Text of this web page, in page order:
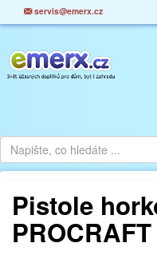
servis@emerx.cz
Pistole